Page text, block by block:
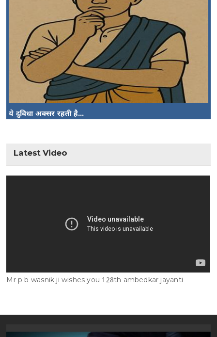
ये दुविधा अक्सर रहती है...
Latest Video
Mr p b wasnik ji wishes you 128th ambedkar jayanti